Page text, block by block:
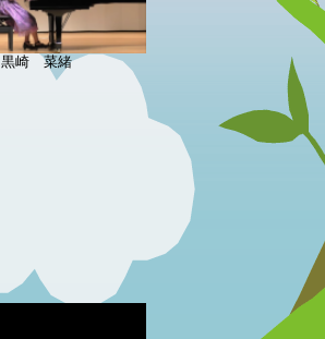
黒崎 菜緒